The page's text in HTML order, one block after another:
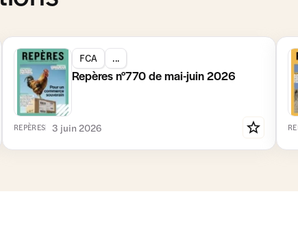
FCA ...
Repères n°770 de mai-juin 2026
REPÈRES 3 juin 2026